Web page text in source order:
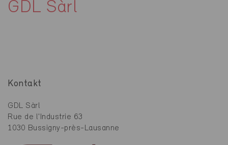
GDL Sàrl
Kontakt
GDL Sàrl
Rue de l'Industrie 63
1030 Bussigny-près-Lausanne